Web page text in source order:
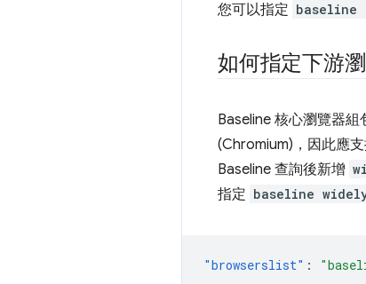
您可以指定 baseline
如何指定下游
Baseline 核心瀏覽器
(Chromium)，因此應
Baseline 查詢後新增
指定 baseline
"browserslist" :